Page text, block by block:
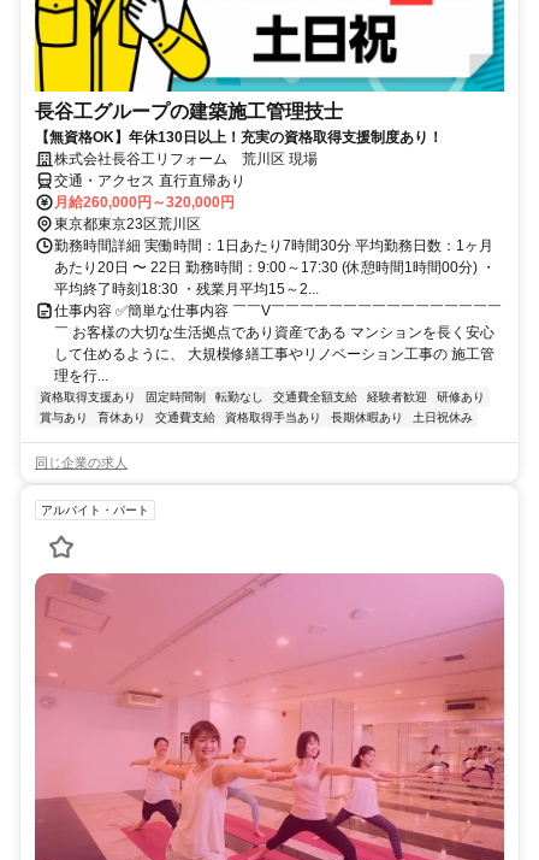
長谷工グループの建築施工管理技士
【無資格OK】年休130日以上！充実の資格取得支援制度あり！
株式会社長谷工リフォーム 荒川区 現場
交通・アクセス 直行直帰あり
月給260,000円～320,000円
東京都東京23区荒川区
勤務時間詳細 実働時間：1日あたり7時間30分 平均勤務日数：1ヶ月
あたり20日 〜 22日 勤務時間：9:00～17:30 (休憩時間1時間00分) ・
平均終了時刻18:30 ・残業月平均15～2...
仕事内容 ✅簡単な仕事内容 ￣￣V￣￣￣￣￣￣￣￣￣￣￣￣￣￣￣￣
￣ お客様の大切な生活拠点であり資産である マンションを長く安心
して住めるように、 大規模修繕工事やリノベーション工事の 施工管
理を行...
資格取得支援あり 固定時間制 転勤なし 交通費全額支給 経験者歓迎
研修あり
賞与あり
育休あり 交通費支給 資格取得手当あり 長期休暇あり 土日祝休み
同じ企業の求人
アルバイト・パート